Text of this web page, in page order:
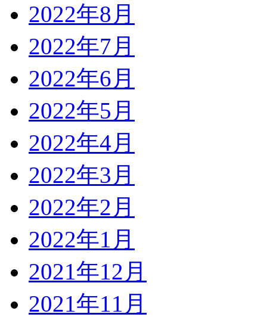
2022年8月
2022年7月
2022年6月
2022年5月
2022年4月
2022年3月
2022年2月
2022年1月
2021年12月
2021年11月